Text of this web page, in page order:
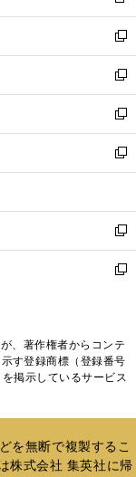
開
く
ウ
で
開
く
ン
ド
ウ
で
開
く
ウ
ィ
ン
ド
ウ
で
開
く
し
い
ウ
ィ
ン
ド
ウ
で
開
新
し
い
ウ
ィ
ン
ド
ウ
開
く
新
し
い
ウ
ィ
ン
ウ
で
開
く
新
し
い
ウ
ン
ド
ウ
で
新
し
ウ
ィ
ン
ド
く
新
し
い
ド
ウ
で
新
ィ
ン
ド
開
く
、著作権者からコンテ
す登録商標（登録番号
掲示しているサービス
を無断で複製するこ
株式会社 集英社に帰